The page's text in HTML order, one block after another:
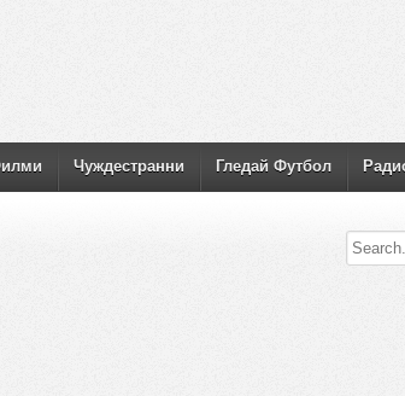
Чуждестранни Гледай Футбол